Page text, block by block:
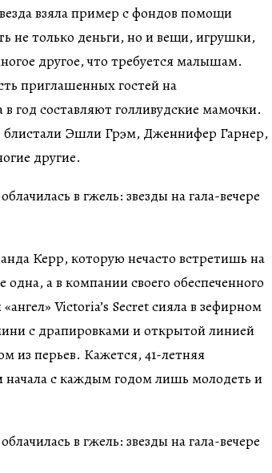
взяла пример с фондов помощи
не только деньги, но и вещи, игрушки,
другое, что требуется малышам.
приглашенных гостей на
год составляют голливудские мамочки.
блистали Эшли Грэм, Дженнифер Гарнер,
другие.
Керр, которую нечасто встретишь на
а в компании своего обеспеченного
Victoria’s Secret сияла в зефирном
с драпировками и открытой линией
из перьев. Кажется, 41-летняя
начала с каждым годом лишь молодеть и